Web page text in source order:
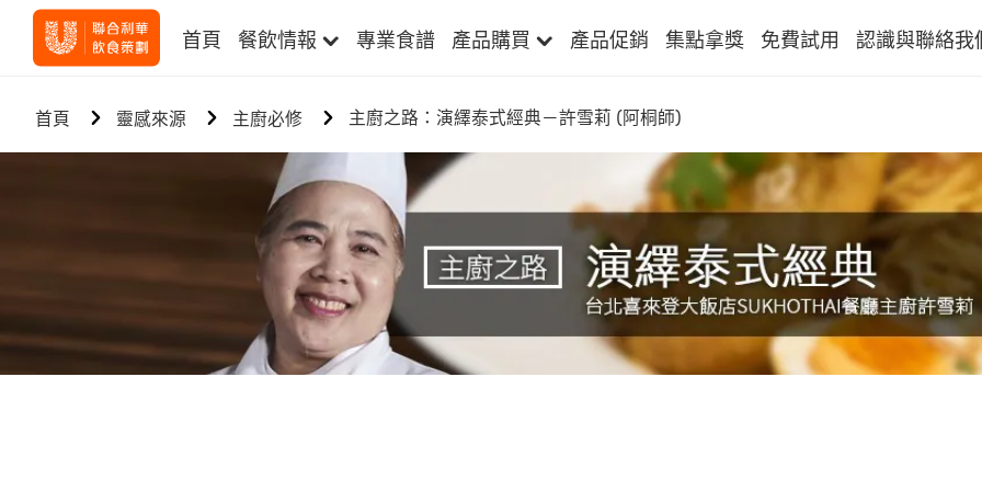
首頁 餐飲情報 專業食譜 產品購買 產品促銷 集點拿獎 免費試用 認識與聯絡我
首頁 靈感來源 主廚必修 主廚之路：演繹泰式經典－許雪莉 (阿桐師)